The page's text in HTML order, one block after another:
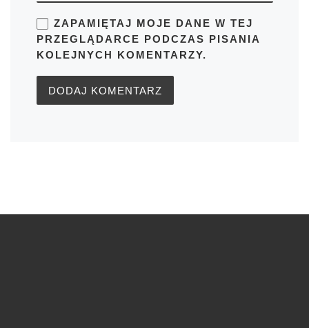
ZAPAMIĘTAJ MOJE DANE W TEJ
PRZEGLĄDARCE PODCZAS PISANIA
KOLEJNYCH KOMENTARZY.